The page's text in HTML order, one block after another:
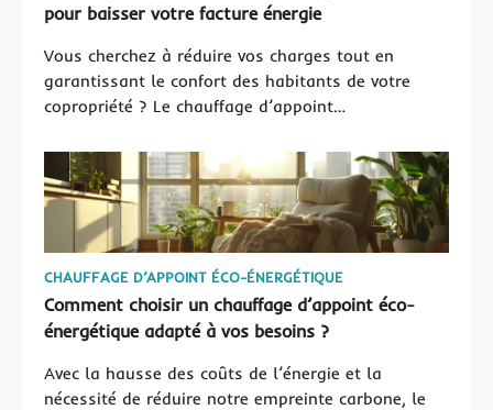
pour baisser votre facture énergie
Vous cherchez à réduire vos charges tout en
garantissant le confort des habitants de votre
copropriété ? Le chauffage d’appoint…
CHAUFFAGE D’APPOINT ÉCO-ÉNERGÉTIQUE
Comment choisir un chauffage d’appoint éco-
énergétique adapté à vos besoins ?
Avec la hausse des coûts de l’énergie et la
nécessité de réduire notre empreinte carbone, le